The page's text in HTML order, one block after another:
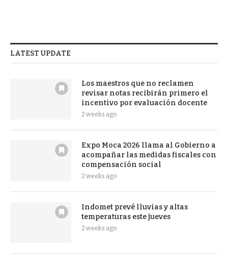
LATEST UPDATE
Los maestros que no reclamen
revisar notas recibirán primero el
incentivo por evaluación docente
2 weeks ago
Expo Moca 2026 llama al Gobierno a
acompañar las medidas fiscales con
compensación social
2 weeks ago
Indomet prevé lluvias y altas
temperaturas este jueves
2 weeks ago